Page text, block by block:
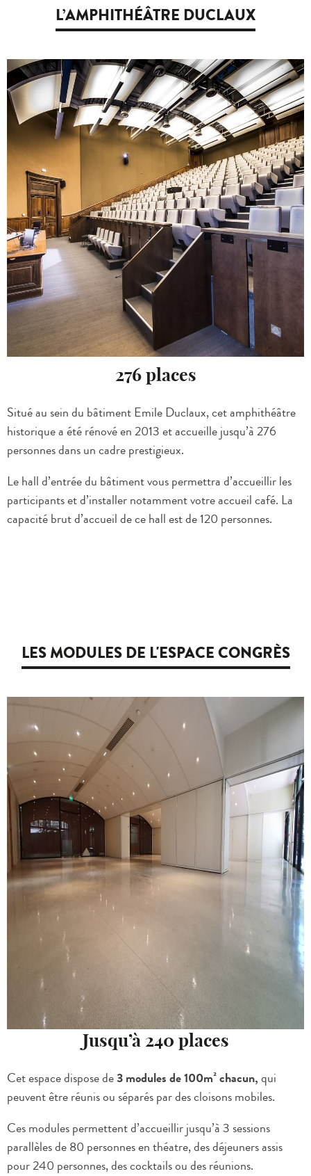
L’AMPHITHÉÂTRE DUCLAUX
276 places
Situé au sein du bâtiment Emile Duclaux, cet amphithéâtre
historique a été rénové en 2013 et accueille jusqu’à 276
personnes dans un cadre prestigieux.
Le hall d’entrée du bâtiment vous permettra d’accueillir les
participants et d’installer notamment votre accueil café. La
capacité brut d’accueil de ce hall est de 120 personnes.
LES MODULES DE L'ESPACE CONGRÈS
Jusqu’à 240 places
Cet espace dispose de3 modules de 100m² chacun,qui
peuvent être réunis ou séparés par des cloisons mobiles.
Ces modules permettent d’accueillir jusqu’à 3 sessions
parallèles de 80 personnes en théatre, des déjeuners assis
pour 240 personnes, des cocktails ou des réunions.